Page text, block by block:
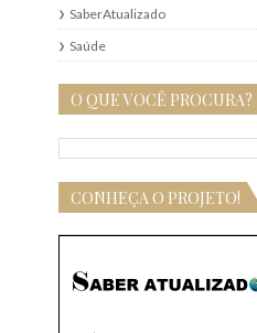
SaberAtualizado
Saúde
O QUE VOCÊ PROCURA?
CONHEÇA O PROJETO!